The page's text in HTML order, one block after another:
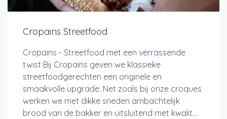
Cropains Streetfood
Cropains - Streetfood met een verrassende
twist Bij Cropains geven we klassieke
streetfoodgerechten een originele en
smaakvolle upgrade. Net zoals bij onze croques
werken we met dikke sneden ambachtelijk
brood van de bakker en uitsluitend met kwalit...